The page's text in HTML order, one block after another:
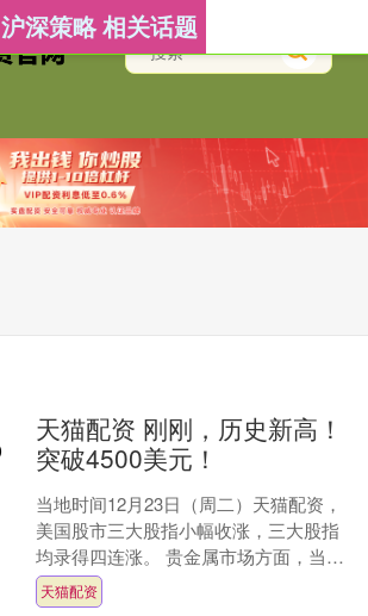
沪深策略 相关话题
天猫配资 刚刚，历史新高！
突破4500美元！
当地时间12月23日（周二）天猫配资，
美国股市三大股指小幅收涨，三大股指
均录得四连涨。 贵金属市场方面，当天
国际贵金属价格再暴涨，金银价格再创
历史新高。截至发稿....
天猫配资